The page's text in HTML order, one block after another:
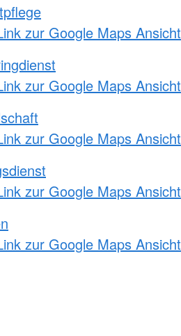
zur Google Maps Ansicht
zur Google Maps Ansicht
zur Google Maps Ansicht
zur Google Maps Ansicht
zur Google Maps Ansicht